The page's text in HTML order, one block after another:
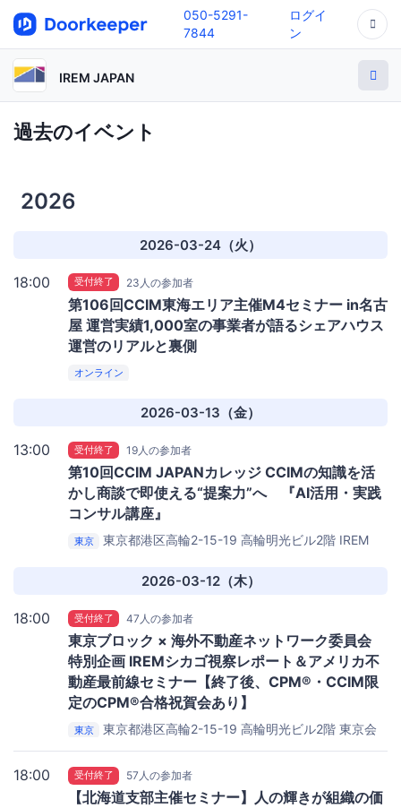
050-5291-
7844
ログイ
ン
IREM JAPAN
過去のイベント
2026
2026-03-24（火）
18:00 受付終了 23人の参加者
第106回CCIM東海エリア主催M4セミナー in名古
屋 運営実績1,000室の事業者が語るシェアハウス
運営のリアルと裏側
オンライン
2026-03-13（金）
13:00 受付終了 19人の参加者
第10回CCIM JAPANカレッジ CCIMの知識を活
かし商談で即使える“提案力”へ 『AI活用・実践
コンサル講座』
東京 東京都港区高輪2-15-19 高輪明光ビル2階 IREM
2026-03-12（木）
18:00 受付終了 47人の参加者
東京ブロック × 海外不動産ネットワーク委員会
特別企画 IREMシカゴ視察レポート＆アメリカ不
動産最前線セミナー【終了後、CPM®・CCIM限
定のCPM®合格祝賀会あり】
東京 東京都港区高輪2-15-19 高輪明光ビル2階 東京会
18:00 受付終了 57人の参加者
【北海道支部主催セミナー】人の輝きが組織の価